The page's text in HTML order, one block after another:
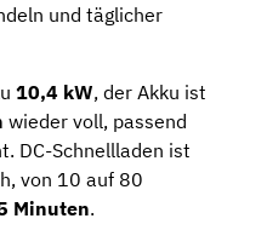
und täglicher
10,4 kW, der Akku ist
wieder voll, passend
DC-Schnellladen ist
von 10 auf 80
Minuten.